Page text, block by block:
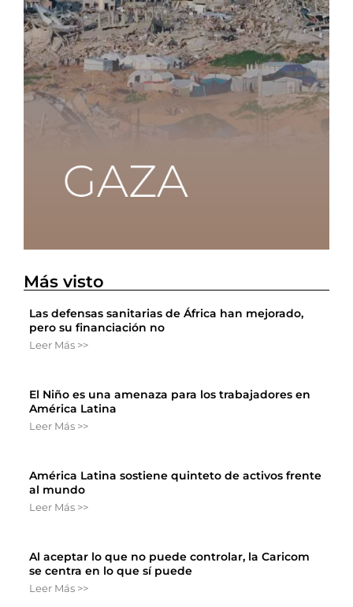
Más visto
Las defensas sanitarias de África han mejorado,
pero su financiación no
Leer Más >>
El Niño es una amenaza para los trabajadores en
América Latina
Leer Más >>
América Latina sostiene quinteto de activos frente
al mundo
Leer Más >>
Al aceptar lo que no puede controlar, la Caricom
se centra en lo que sí puede
Leer Más >>